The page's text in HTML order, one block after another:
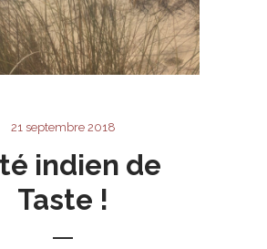
21 septembre 2018
indien de
Taste !